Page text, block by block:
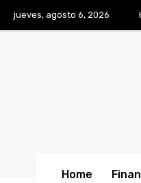
jueves, agosto 6, 2026
Home